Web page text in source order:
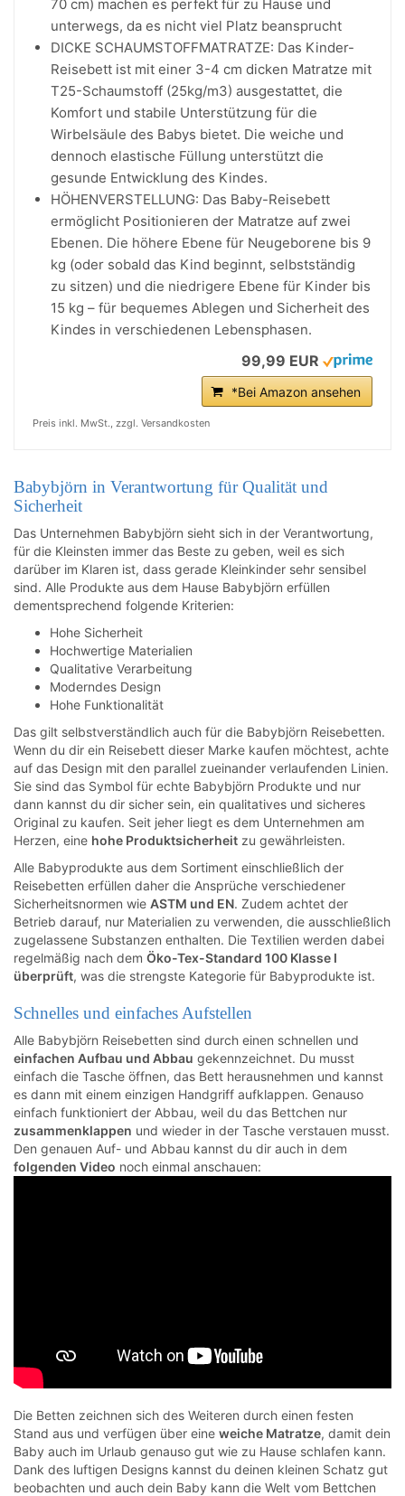
70 cm) machen es perfekt für zu Hause und
unterwegs, da es nicht viel Platz beansprucht
DICKE SCHAUMSTOFFMATRATZE: Das Kinder-
Reisebett ist mit einer 3-4 cm dicken Matratze mit
T25-Schaumstoff (25kg/m3) ausgestattet, die
Komfort und stabile Unterstützung für die
Wirbelsäule des Babys bietet. Die weiche und
dennoch elastische Füllung unterstützt die
gesunde Entwicklung des Kindes.
HÖHENVERSTELLUNG: Das Baby-Reisebett
ermöglicht Positionieren der Matratze auf zwei
Ebenen. Die höhere Ebene für Neugeborene bis 9
kg (oder sobald das Kind beginnt, selbstständig
zu sitzen) und die niedrigere Ebene für Kinder bis
15 kg – für bequemes Ablegen und Sicherheit des
Kindes in verschiedenen Lebensphasen.
99,99 EUR
*Bei Amazon ansehen
Preis inkl. MwSt., zzgl. Versandkosten
Babybjörn in Verantwortung für Qualität und
Sicherheit
Das Unternehmen Babybjörn sieht sich in der Verantwortung,
für die Kleinsten immer das Beste zu geben, weil es sich
darüber im Klaren ist, dass gerade Kleinkinder sehr sensibel
sind. Alle Produkte aus dem Hause Babybjörn erfüllen
dementsprechend folgende Kriterien:
Hohe Sicherheit
Hochwertige Materialien
Qualitative Verarbeitung
Moderndes Design
Hohe Funktionalität
Das gilt selbstverständlich auch für die Babybjörn Reisebetten.
Wenn du dir ein Reisebett dieser Marke kaufen möchtest, achte
auf das Design mit den parallel zueinander verlaufenden Linien.
Sie sind das Symbol für echte Babybjörn Produkte und nur
dann kannst du dir sicher sein, ein qualitatives und sicheres
Original zu kaufen. Seit jeher liegt es dem Unternehmen am
Herzen, eine hohe Produktsicherheit zu gewährleisten.
Alle Babyprodukte aus dem Sortiment einschließlich der
Reisebetten erfüllen daher die Ansprüche verschiedener
Sicherheitsnormen wie ASTM und EN. Zudem achtet der
Betrieb darauf, nur Materialien zu verwenden, die ausschließlich
zugelassene Substanzen enthalten. Die Textilien werden dabei
regelmäßig nach dem Öko-Tex-Standard 100 Klasse I
überprüft, was die strengste Kategorie für Babyprodukte ist.
Schnelles und einfaches Aufstellen
Alle Babybjörn Reisebetten sind durch einen schnellen und
einfachen Aufbau und Abbau gekennzeichnet. Du musst
einfach die Tasche öffnen, das Bett herausnehmen und kannst
es dann mit einem einzigen Handgriff aufklappen. Genauso
einfach funktioniert der Abbau, weil du das Bettchen nur
zusammenklappen und wieder in der Tasche verstauen musst.
Den genauen Auf- und Abbau kannst du dir auch in dem
folgenden Video noch einmal anschauen:
Die Betten zeichnen sich des Weiteren durch einen festen
Stand aus und verfügen über eine weiche Matratze, damit dein
Baby auch im Urlaub genauso gut wie zu Hause schlafen kann.
Dank des luftigen Designs kannst du deinen kleinen Schatz gut
beobachten und auch dein Baby kann die Welt vom Bettchen